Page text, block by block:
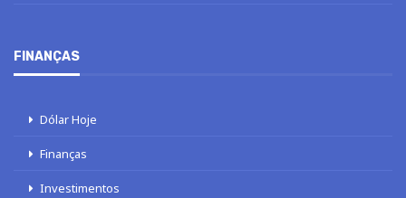
FINANÇAS
Dólar Hoje
Finanças
Investimentos